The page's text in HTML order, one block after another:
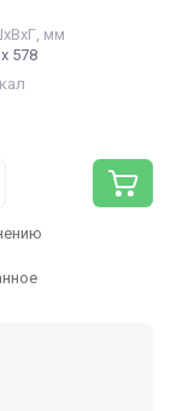
мм
578